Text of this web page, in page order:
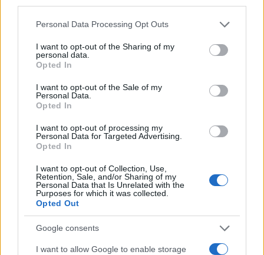
Please note that this website/app uses one or more Google
not limited to your visit or usage behaviour. You may click to
grant or deny consent to Google and its third-party tags to
use your data for below specified purposes in below Google
consent section.
Personal Data Processing Opt Outs
I want to opt-out of the Sharing of my
personal data.
Opted In
I want to opt-out of the Sale of my
Personal Data.
Opted In
I want to opt-out of processing my
Personal Data for Targeted Advertising.
Opted In
I want to opt-out of Collection, Use,
Retention, Sale, and/or Sharing of my
Personal Data that Is Unrelated with the
Purposes for which it was collected.
Opted Out
Google consents
I want to allow Google to enable storage